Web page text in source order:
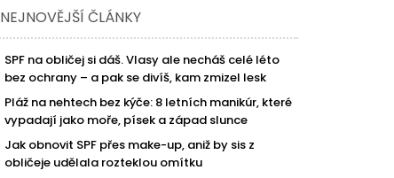
NEJNOVĚJŠÍ ČLÁNKY
SPF na obličej si dáš. Vlasy ale necháš celé léto
bez ochrany – a pak se divíš, kam zmizel lesk
Pláž na nehtech bez kýče: 8 letních manikúr, které
vypadají jako moře, písek a západ slunce
Jak obnovit SPF přes make-up, aniž by sis z
obličeje udělala rozteklou omítku